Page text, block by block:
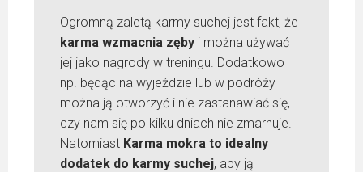
Ogromną zaletą karmy suchej jest fakt, że
karma wzmacnia zęby i można używać
jej jako nagrody w treningu. Dodatkowo
np. będąc na wyjeździe lub w podróży
można ją otworzyć i nie zastanawiać się,
czy nam się po kilku dniach nie zmarnuje.
Natomiast Karma mokra to idealny
dodatek do karmy suchej, aby ją